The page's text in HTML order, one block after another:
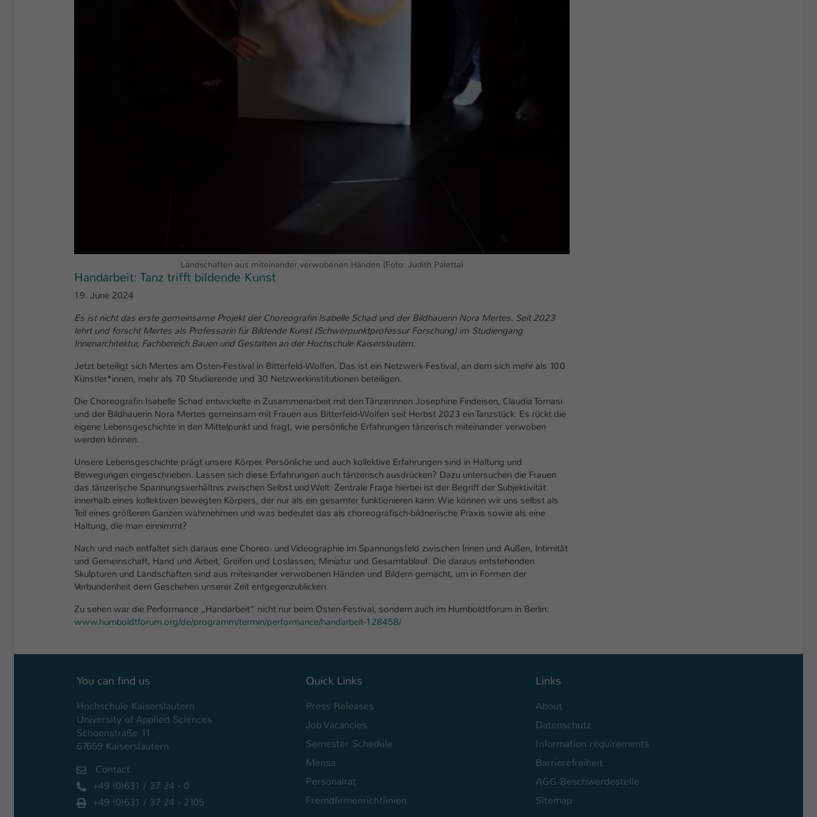
Landschaften aus miteinander verwobenen Händen (Foto: Judith Paletta)
Handarbeit: Tanz trifft bildende Kunst
19. June 2024
Es ist nicht das erste gemeinsame Projekt der Choreografin Isabelle Schad und der Bildhauerin Nora Mertes. Seit 2023
lehrt und forscht Mertes als Professorin für Bildende Kunst (Schwerpunktprofessur Forschung) im Studiengang
Innenarchitektur, Fachbereich Bauen und Gestalten an der Hochschule Kaiserslautern.
Jetzt beteiligt sich Mertes am Osten-Festival in Bitterfeld-Wolfen. Das ist ein Netzwerk-Festival, an dem sich mehr als 100
Künstler*innen, mehr als 70 Studierende und 30 Netzwerkinstitutionen beteiligen.
Die Choreografin Isabelle Schad entwickelte in Zusammenarbeit mit den Tänzerinnen Josephine Findeisen, Claudia Tomasi
und der Bildhauerin Nora Mertes gemeinsam mit Frauen aus Bitterfeld-Wolfen seit Herbst 2023 ein Tanzstück. Es rückt die
eigene Lebensgeschichte in den Mittelpunkt und fragt, wie persönliche Erfahrungen tänzerisch miteinander verwoben
werden können.
Unsere Lebensgeschichte prägt unsere Körper. Persönliche und auch kollektive Erfahrungen sind in Haltung und
Bewegungen eingeschrieben. Lassen sich diese Erfahrungen auch tänzerisch ausdrücken? Dazu untersuchen die Frauen
das tänzerische Spannungsverhältnis zwischen Selbst und Welt: Zentrale Frage hierbei ist der Begriff der Subjektivität
innerhalb eines kollektiven bewegten Körpers, der nur als ein gesamter funktionieren kann: Wie können wir uns selbst als
Teil eines größeren Ganzen wahrnehmen und was bedeutet das als choreografisch-bildnerische Praxis sowie als eine
Haltung, die man einnimmt?
Nach und nach entfaltet sich daraus eine Choreo- und Videographie im Spannungsfeld zwischen Innen und Außen, Intimität
und Gemeinschaft, Hand und Arbeit, Greifen und Loslassen, Miniatur und Gesamtablauf. Die daraus entstehenden
Skulpturen und Landschaften sind aus miteinander verwobenen Händen und Bildern gemacht, um in Formen der
Verbundenheit dem Geschehen unserer Zeit entgegenzublicken.
Zu sehen war die Performance „Handarbeit“ nicht nur beim Osten-Festival, sondern auch im Humboldtforum in Berlin:
www.humboldtforum.org/de/programm/termin/performance/handarbeit-128458/
You can find us
Hochschule Kaiserslautern
University of Applied Sciences
Schoenstraße 11
67659 Kaiserslautern
Contact
+49 (0)631 / 37 24 - 0
+49 (0)631 / 37 24 - 2105
Quick Links
Press Releases
Job Vacancies
Semester Schedule
Mensa
Personalrat
Fremdfirmenrichtlinien
Links
About
Datenschutz
Information requirements
Barrierefreiheit
AGG-Beschwerdestelle
Sitemap
Webseiten-Betreiber dies eingestellt hat.
Laufzeit
Anbieter TYPO3
Zweck
Besucher im Typo3-Backend angemeldet ist und
Rechte besitzt diese zu verwalten.